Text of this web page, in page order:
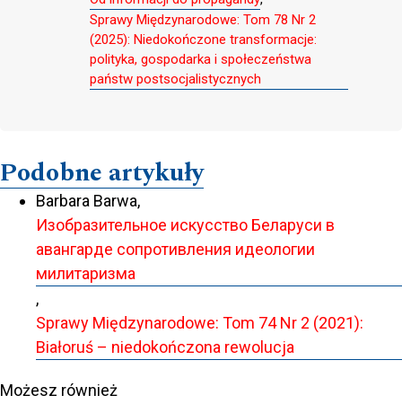
Sprawy Międzynarodowe: Tom 78 Nr 2
(2025): Niedokończone transformacje:
polityka, gospodarka i społeczeństwa
państw postsocjalistycznych
Podobne artykuły
Barbara Barwa,
Изобразительное искусство Беларуси в
авангарде сопротивления идеологии
милитаризма
,
Sprawy Międzynarodowe: Tom 74 Nr 2 (2021):
Białoruś – niedokończona rewolucja
Możesz również